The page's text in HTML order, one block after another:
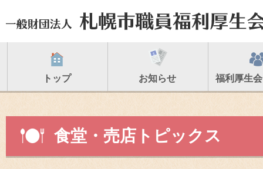
トップ お知らせ 福利厚生
食堂・売店トピックス